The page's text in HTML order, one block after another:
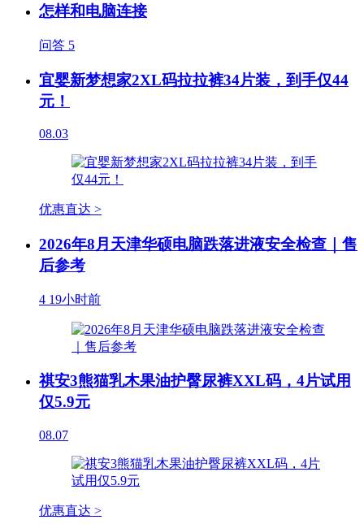
怎样和电脑连接
问答 5
宜婴新梦想家2XL码拉拉裤34片装，到手仅44
元！
08.03
优惠直达 >
2026年8月天津华硕电脑跌落进液安全检查｜售
后参考
4 19小时前
祺安3熊猫乳木果油护臀尿裤XXL码，4片试用
仅5.9元
08.07
优惠直达 >